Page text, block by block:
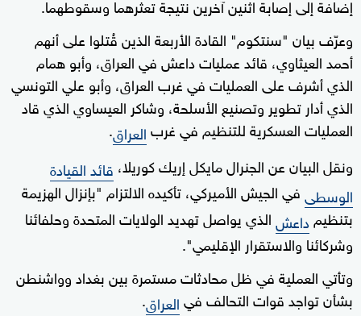
إضافة إلى إصابة اثنين آخرين نتيجة تعثرهما وسقوطهما.
وعرّف بيان "سنتكوم" القادة الأربعة الذين قُتلوا على أنهم
أحمد العيثاوي، قائد عمليات داعش في العراق، وأبو همام
الذي أشرف على العمليات في غرب العراق، وأبو علي التونسي
الذي أدار تطوير وتصنيع الأسلحة، وشاكر العيساوي الذي قاد
العمليات العسكرية للتنظيم في غربالعراق.
ونقل البيان عن الجنرال مايكل إريك كوريلا، قائد القيادة
الوسطىفي الجيش الأميركي، تأكيده الالتزام "بإنزال الهزيمة
بتنظيمداعشالذي يواصل تهديد الولايات المتحدة وحلفائنا
وشركائنا والاستقرار الإقليمي".
وتأتي العملية في ظل محادثات مستمرة بين بغداد وواشنطن
بشأن تواجد قوات التحالف فيالعراق.